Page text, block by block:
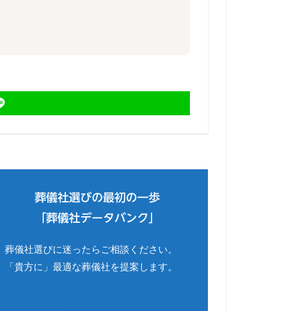
葬儀社選びの最初の一歩
「葬儀社データバンク」
葬儀社選びに迷ったらご相談ください。
「貴方に」最適な葬儀社を提案します。